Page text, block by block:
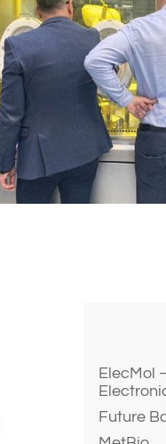
ElecMol
Future